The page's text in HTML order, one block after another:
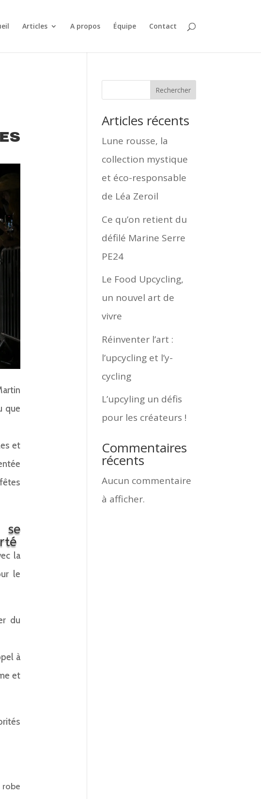
Articles A propos Équipe Contact
que
et
la
le
du
à
et
Rechercher
Articles récents
Lune rousse, la
collection mystique
et éco-responsable
de Léa Zeroil
Ce qu’on retient du
défilé Marine Serre
PE24
Le Food Upcycling,
un nouvel art de
vivre
Réinventer l’art :
l’upcycling et l’y-
cycling
L’upcyling un défis
pour les créateurs !
Commentaires
récents
Aucun commentaire
à afficher.